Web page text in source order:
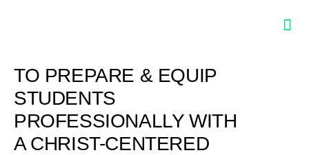
TO PREPARE & EQUIP
STUDENTS
PROFESSIONALLY WITH
A CHRIST-CENTERED